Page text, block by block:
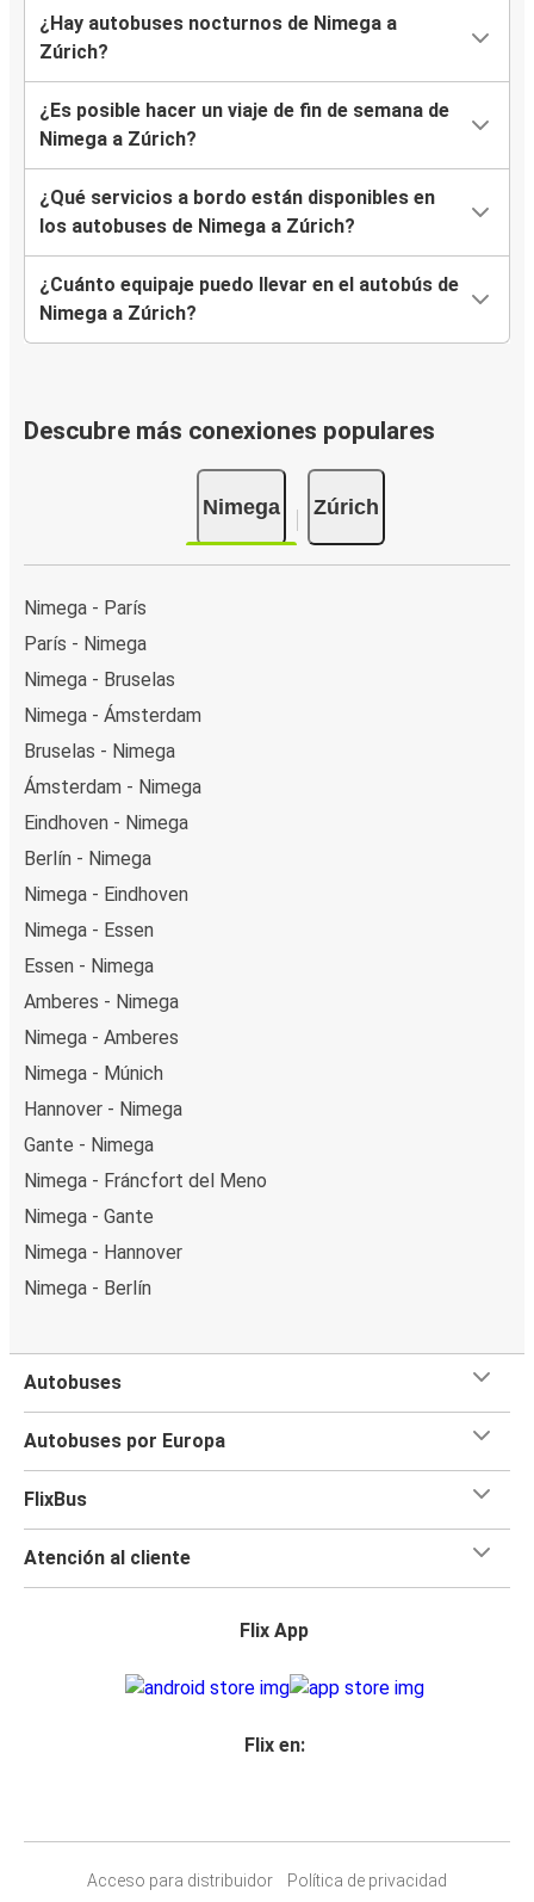
¿Hay autobuses nocturnos de Nimega a
Zúrich?
¿Es posible hacer un viaje de fin de semana de
Nimega a Zúrich?
¿Qué servicios a bordo están disponibles en
los autobuses de Nimega a Zúrich?
¿Cuánto equipaje puedo llevar en el autobús de
Nimega a Zúrich?
Descubre más conexiones populares
Nimega Zúrich
Nimega - París
París - Nimega
Nimega - Bruselas
Nimega - Ámsterdam
Bruselas - Nimega
Ámsterdam - Nimega
Eindhoven - Nimega
Berlín - Nimega
Nimega - Eindhoven
Nimega - Essen
Essen - Nimega
Amberes - Nimega
Nimega - Amberes
Nimega - Múnich
Hannover - Nimega
Gante - Nimega
Nimega - Fráncfort del Meno
Nimega - Gante
Nimega - Hannover
Nimega - Berlín
Autobuses
Autobuses por Europa
FlixBus
Atención al cliente
Flix App
Flix en:
Acceso para distribuidor
Política de privacidad